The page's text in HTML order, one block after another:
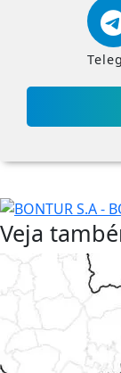
Veja